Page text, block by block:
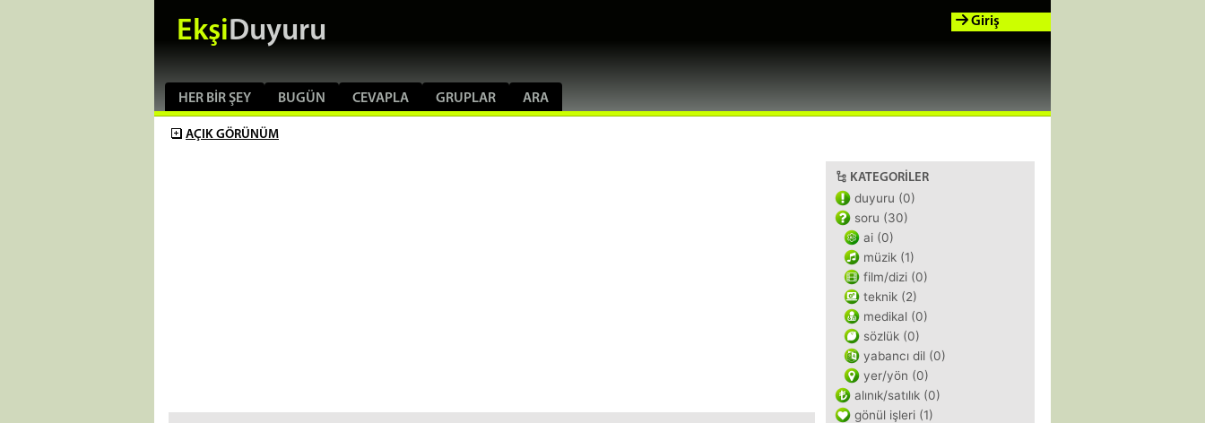
EkşiDuyuru
HER BIR ŞEY BUGÜN CEVAPLA GRUPLAR ARA
Giriş
AÇIK GÖRÜNÜM
KATEGORILER
duyuru (0)
soru (30)
ai (0)
müzik (1)
film/dizi (0)
teknik (2)
medikal (0)
sözlük (0)
yabancı dil (0)
yer/yön (0)
alınık/satılık (0)
gönül işleri (1)